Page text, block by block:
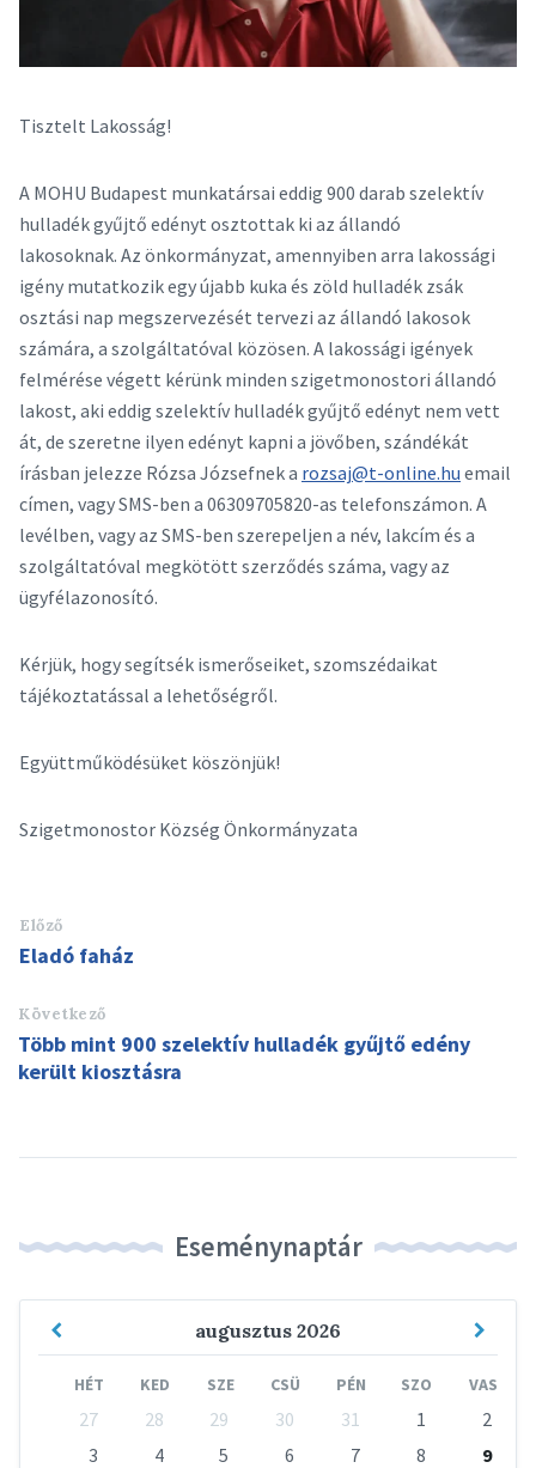
Tisztelt Lakosság!
A MOHU Budapest munkatársai eddig 900 darab szelektív
hulladék gyűjtő edényt osztottak ki az állandó
lakosoknak. Az önkormányzat, amennyiben arra lakossági
igény mutatkozik egy újabb kuka és zöld hulladék zsák
osztási nap megszervezését tervezi az állandó lakosok
számára, a szolgáltatóval közösen. A lakossági igények
felmérése végett kérünk minden szigetmonostori állandó
lakost, aki eddig szelektív hulladék gyűjtő edényt nem vett
át, de szeretne ilyen edényt kapni a jövőben, szándékát
írásban jelezze Rózsa Józsefnek a rozsaj@t-online.hu email
címen, vagy SMS-ben a 06309705820-as telefonszámon. A
levélben, vagy az SMS-ben szerepeljen a név, lakcím és a
szolgáltatóval megkötött szerződés száma, vagy az
ügyfélazonosító.
Kérjük, hogy segítsék ismerőseiket, szomszédaikat
tájékoztatással a lehetőségről.
Együttműködésüket köszönjük!
Szigetmonostor Község Önkormányzata
Előző
Eladó faház
Következő
Több mint 900 szelektív hulladék gyűjtő edény
került kiosztásra
Eseménynaptár
augusztus 2026
Previous
HÉT KED SZE CSÜ PÉN SZO VAS
calendar
27 28 29 30 31 1
2
3
4 5 6 7 8
9